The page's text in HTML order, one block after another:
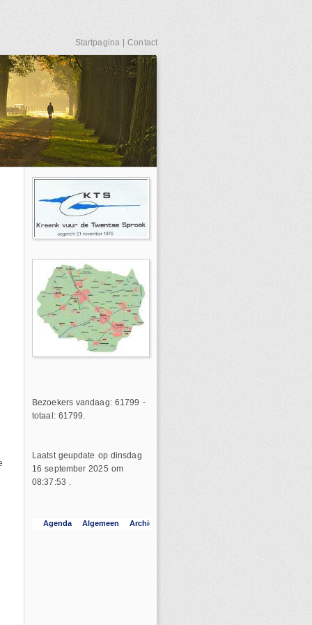
Startpagina|Contact
Bezoekers vandaag: 61799 -
totaal: 61799.
Laatst geupdate op dinsdag
16 september 2025 om
08:37:53 .